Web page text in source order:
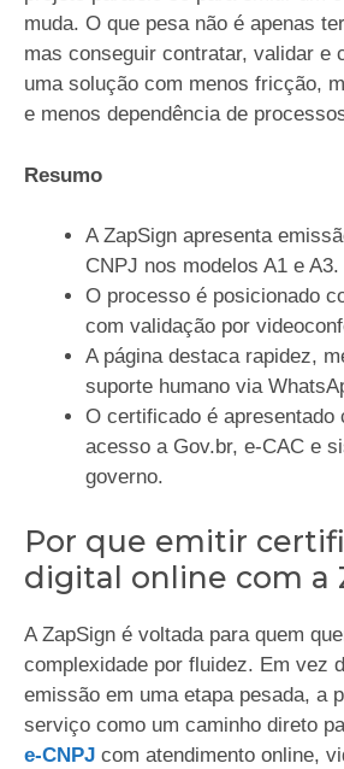
muda. O que pesa não é apenas
mas conseguir contratar, validar e
uma solução com menos fricção,
e menos dependência de
Resumo
A ZapSign apresenta
CNPJ nos modelos A1 e A3.
O processo é posicionado
com validação por
A página destaca rapidez,
suporte humano via
O certificado é apresentado
acesso a Gov.br, e-CAC e
governo.
Por que emitir
digital online com a
A ZapSign é voltada para quem
complexidade por fluidez. Em vez
emissão em uma etapa pesada, a
serviço como um caminho direto
e-CNPJ com atendimento online,